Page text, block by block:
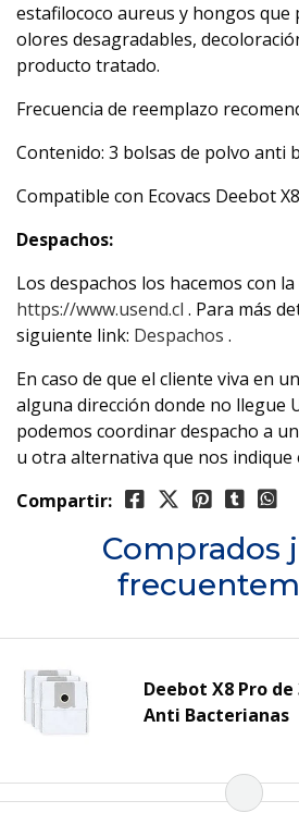
estafilococo aureus y hongos que
olores desagradables,
producto tratado.
Frecuencia de reemplazo
Contenido: 3 bolsas de polvo anti
Compatible con Ecovacs Deebot
Despachos:
Los despachos los hacemos con
https://www.usend.cl . Para más
siguiente link: Despachos .
En caso de que el cliente viva en
alguna dirección donde no llegue
podemos coordinar despacho a
u otra alternativa que nos indique
Compartir:
Comprados
Deebot X8 Pro
Anti Bacterianas